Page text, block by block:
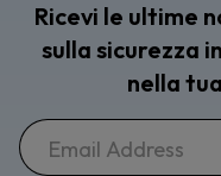
Ricevi le ultime
sulla sicurezza
nella